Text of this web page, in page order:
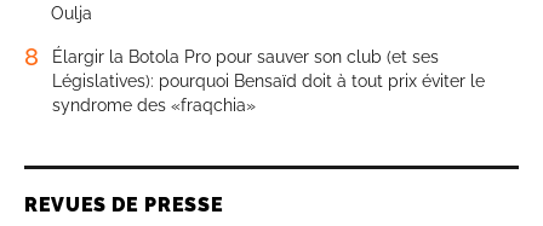
Oulja
8
Élargir la Botola Pro pour sauver son club (et ses
Législatives): pourquoi Bensaïd doit à tout prix éviter le
syndrome des «fraqchia»
REVUES DE PRESSE